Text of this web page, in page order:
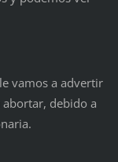
vamos a advertir
abortar, debido a